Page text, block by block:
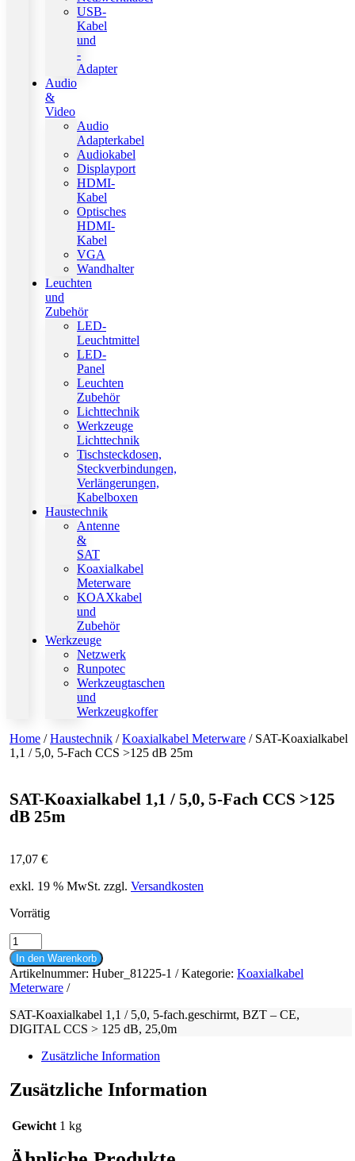
USB-
Kabel
und
-
Adapter
Audio
&
Video
Audio
Adapterkabel
Audiokabel
Displayport
HDMI-
Kabel
Optisches
HDMI-
Kabel
VGA
Wandhalter
Leuchten
und
Zubehör
LED-
Leuchtmittel
LED-
Panel
Leuchten
Zubehör
Lichttechnik
Werkzeuge
Lichttechnik
Tischsteckdosen,
Steckverbindungen,
Verlängerungen,
Kabelboxen
Haustechnik
Antenne
&
SAT
Koaxialkabel
Meterware
KOAXkabel
und
Zubehör
Werkzeuge
Netzwerk
Runpotec
Werkzeugtaschen
und
Werkzeugkoffer
Home /Haustechnik /Koaxialkabel Meterware / SAT-Koaxialkabel
1,1 / 5,0, 5-Fach CCS >125 dB 25m
SAT-Koaxialkabel 1,1 / 5,0, 5-Fach CCS >125
dB 25m
17,07 €
exkl. 19 % MwSt. zzgl. Versandkosten
Vorrätig
SAT-
Koaxialkabel
1,1
/
5,0,
5-
Fach
>125
25m
Menge
In den Warenkorb
Artikelnummer: Huber_81225-1 Kategorie: Koaxialkabel
Meterware
SAT-Koaxialkabel 1,1 / 5,0, 5-fach.geschirmt, BZT – CE,
DIGITAL CCS > 125 dB, 25,0m
Zusätzliche Information
Zusätzliche Information
Gewicht 1 kg